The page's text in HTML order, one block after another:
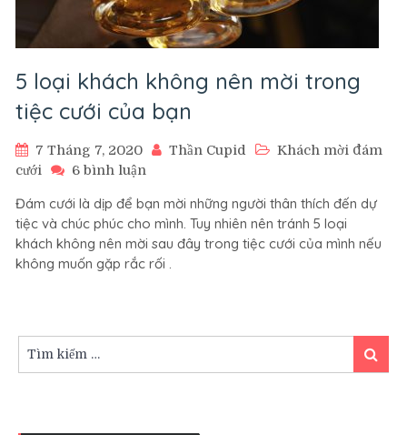
5 loại khách không nên mời trong
tiệc cưới của bạn
7 Tháng 7, 2020 Thần Cupid
Khách mời đám
cưới
6 bình luận
loại
khách
không
nên
cưới
bạn
Đám cưới là dịp để bạn mời những người thân thích đến dự
tiệc và chúc phúc cho mình. Tuy nhiên nên tránh 5 loại
khách không nên mời sau đây trong tiệc cưới của mình nếu
không muốn gặp rắc rối .
kiếm:
Tìm
kiếm